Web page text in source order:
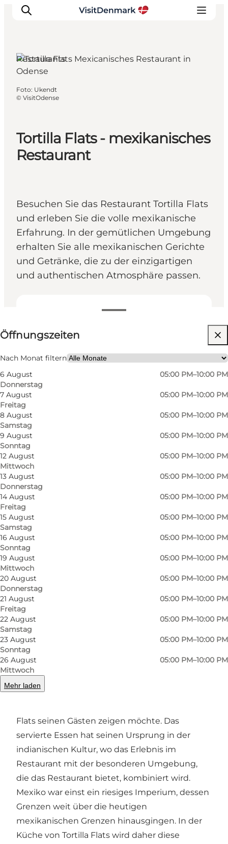
Inspiration
Regionen
Unterkünfte
Reiseplanung
Tortilla Flats - mexikanisches
Restaurant
Besuchen Sie das Restaurant Tortilla Flats
und erleben Sie die volle mexikanische
Erfahrung. In der gemütlichen Umgebung
erhalten Sie alle mexikanischen Gerichte
und Getränke, die zu der einzigartigen
und authentischen Atmosphäre passen.
Öffnungszeiten anzeigen
Öffnungszeiten
Nach Monat filtern
6 August
Donnerstag
05:00 PM–10:00 PM
7 August
Freitag
05:00 PM–10:00 PM
8 August
Samstag
05:00 PM–10:00 PM
9 August
Sonntag
05:00 PM–10:00 PM
12 August
Mittwoch
05:00 PM–10:00 PM
13 August
Donnerstag
05:00 PM–10:00 PM
14 August
Freitag
05:00 PM–10:00 PM
15 August
Samstag
05:00 PM–10:00 PM
16 August
Sonntag
05:00 PM–10:00 PM
19 August
Mittwoch
05:00 PM–10:00 PM
20 August
Donnerstag
05:00 PM–10:00 PM
21 August
Freitag
05:00 PM–10:00 PM
22 August
Samstag
05:00 PM–10:00 PM
23 August
Sonntag
05:00 PM–10:00 PM
26 August
Mittwoch
05:00 PM–10:00 PM
Mehr laden
Website besuchen
Mein Partner, Freunde, Kinder
Restaurants
Foto: Ukendt
© VisitOdense
Ein mexikanisches Restaurant
Tortilla Flats ist ein gemütliches Restaurant, in
dem man gut mexikanisch essen kann. Tortilla
Flats ist auf Speisen aus dem Nordwesten
Mexikos spezialisiert, wo das Restaurant die
meisten seiner Produkte importiert. Das
Restaurant versucht aber auch, andere
Regionen Mexikos abzudecken, um die
mexikanische Küche so weit wie möglich zu
verbreiten. Das Restaurant stützt sich auf alte
kulinarische Traditionen, die Tortilla Flats seinen
Gästen näher bringen möchte.
Die mexikanische Kultur
Die mexikanische Kultur basiert auf der
Astrologie, der Architektur und der
Gastronomie. Die Gastronomie und das
Flats seinen Gästen zeigen möchte. Das
servierte Essen hat seinen Ursprung in der
indianischen Kultur, wo das Erlebnis im
Restaurant mit der besonderen Umgebung,
die das Restaurant bietet, kombiniert wird.
Mexiko war einst ein riesiges Imperium, dessen
Grenzen weit über die heutigen
mexikanischen Grenzen hinausgingen. In der
Küche von Tortilla Flats wird daher diese